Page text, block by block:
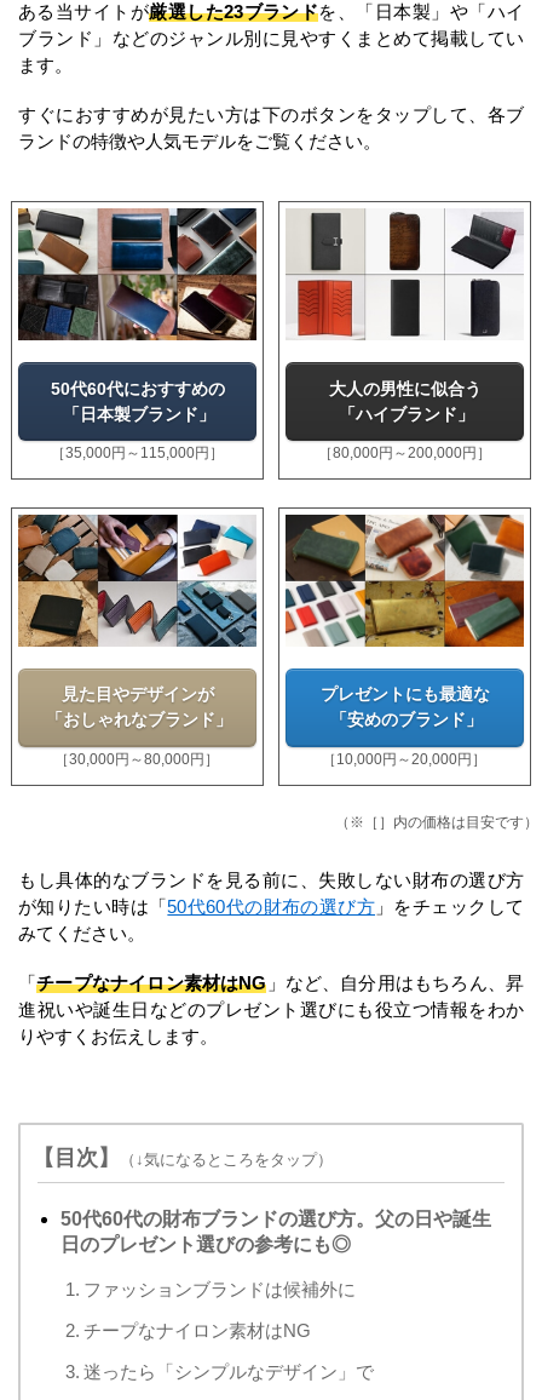
ある当サイトが厳選した23ブランドを、「日本製」や「ハイ
ブランド」などのジャンル別に見やすくまとめて掲載してい
ます。
すぐにおすすめが見たい方は下のボタンをタップして、各ブ
ランドの特徴や人気モデルをご覧ください。
50代60代におすすめの
「日本製ブランド」
［35,000円～115,000円］
大人の男性に似合う
「ハイブランド」
［80,000円～200,000円］
見た目やデザインが
「おしゃれなブランド」
［30,000円～80,000円］
プレゼントにも最適な
「安めのブランド」
［10,000円～20,000円］
（※［］内の価格は目安です）
もし具体的なブランドを見る前に、失敗しない財布の選び方
が知りたい時は「50代60代の財布の選び方 」をチェックして
みてください。
「チープなナイロン素材はNG 」など、自分用はもちろん、昇
進祝いや誕生日などのプレゼント選びにも役立つ情報をわか
りやすくお伝えします。
【目次】 （↓気になるところをタップ）
50代60代の財布ブランドの選び方。父の日や誕生
日のプレゼント選びの参考にも◎
1. ファッションブランドは候補外に
2. チープなナイロン素材はNG
3. 迷ったら「シンプルなデザイン」で